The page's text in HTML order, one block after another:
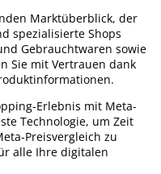
Marktüberblick, der
spezialisierte Shops
Gebrauchtwaren sowie
Sie mit Vertrauen dank
Erlebnis mit Meta-
Technologie, um Zeit
Preisvergleich zu
alle Ihre digitalen